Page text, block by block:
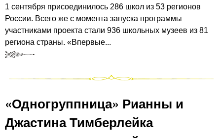
1 сентября присоединилось 286 школ из 53 регионов
России. Всего же с момента запуска программы
участниками проекта стали 936 школьных музеев из 81
региона страны. «Впервые...
«Одногруппница» Рианны и
Джастина Тимберлейка